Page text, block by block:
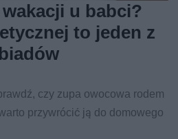
u babci?
to jeden z
czy zupa owocowa rodem
przywrócić ją do domowego